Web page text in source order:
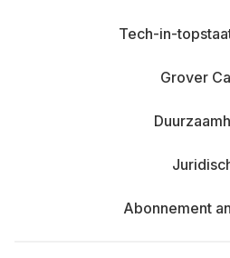
Tech-in-
Grover
Abonnement